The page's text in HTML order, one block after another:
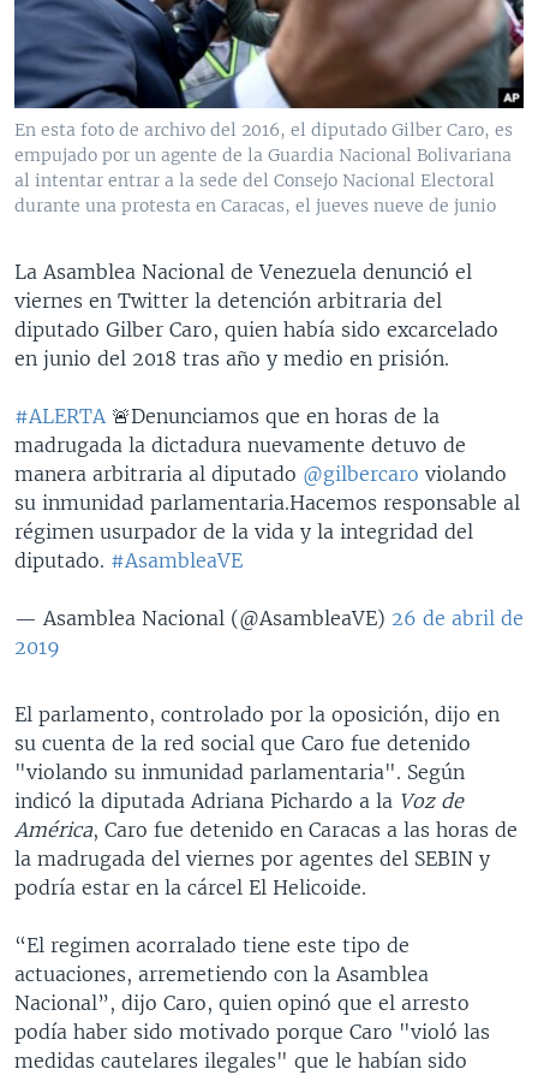
VENEZUELA
BRASIL
NICARAGUA
ECONOMÍA
ENTRETENIMIENTO Y CULTURA
TECNOLOGÍA
DEPORTES
MULTIMEDIA
VIDEOS
FOTOGRAFÍA
AUDIOS
PROGRAMAS TV
EL MUNDO AL DÍA
FORO INTERAMERICANO
PANORAMA
RADIO
AVANCE INFORMATIVO
ESTADOS UNIDOS AL DÍA
EL MUNDO AL DÍA [RADIO]
FORO [RADIO]
DEPORTIVO INTERNACIONAL
NOTA ECONÓMICA
ENTRETENIMIENTO
DIRECT
DOCUMENTALES DE LA VOA
SÍGANOS
Idiomas
En esta foto de archivo del 2016, el diputado Gilber Caro, es
empujado por un agente de la Guardia Nacional Bolivariana
al intentar entrar a la sede del Consejo Nacional Electoral
durante una protesta en Caracas, el jueves nueve de junio
La Asamblea Nacional de Venezuela denunció el
viernes en Twitter la detención arbitraria del
diputado Gilber Caro, quien había sido excarcelado
en junio del 2018 tras año y medio en prisión.
#ALERTA 🚨Denunciamos que en horas de la
madrugada la dictadura nuevamente detuvo de
manera arbitraria al diputado @gilbercaro violando
su inmunidad parlamentaria.Hacemos responsable al
régimen usurpador de la vida y la integridad del
diputado. #AsambleaVE
— Asamblea Nacional (@AsambleaVE) 26 de abril de
2019
El parlamento, controlado por la oposición, dijo en
su cuenta de la red social que Caro fue detenido
"violando su inmunidad parlamentaria". Según
indicó la diputada Adriana Pichardo a la Voz de
América, Caro fue detenido en Caracas a las horas de
la madrugada del viernes por agentes del SEBIN y
podría estar en la cárcel El Helicoide.
“El regimen acorralado tiene este tipo de
actuaciones, arremetiendo con la Asamblea
Nacional”, dijo Caro, quien opinó que el arresto
podía haber sido motivado porque Caro "violó las
medidas cautelares ilegales" que le habían sido